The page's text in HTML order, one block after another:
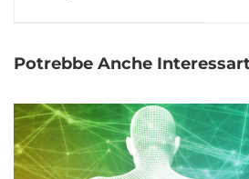
Potrebbe Anche